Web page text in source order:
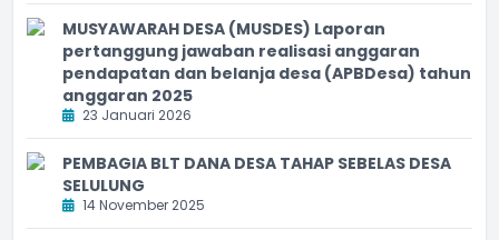
MUSYAWARAH DESA (MUSDES) Laporan
pertanggung jawaban realisasi anggaran
pendapatan dan belanja desa (APBDesa) tahun
anggaran 2025
23 Januari 2026
PEMBAGIA BLT DANA DESA TAHAP SEBELAS DESA
SELULUNG
14 November 2025